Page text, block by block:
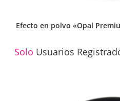
Efecto en polvo «Opal
Solo Usuarios